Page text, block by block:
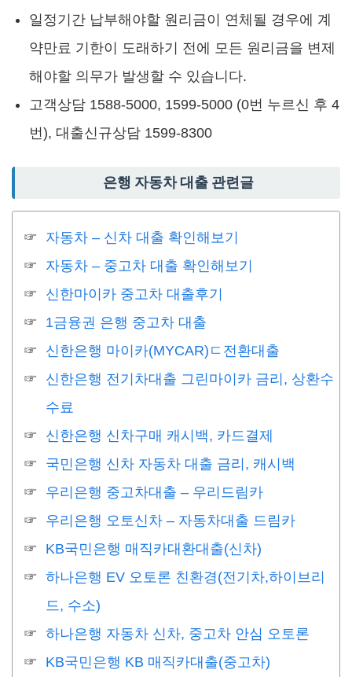
일정기간 납부해야할 원리금이 연체될 경우에 계
약만료 기한이 도래하기 전에 모든 원리금을 변제
해야할 의무가 발생할 수 있습니다.
고객상담 1588-5000, 1599-5000 (0번 누르신 후 4
번), 대출신규상담 1599-8300
은행 자동차 대출 관련글
자동차 – 신차 대출 확인해보기
자동차 – 중고차 대출 확인해보기
신한마이카 중고차 대출후기
1금융권 은행 중고차 대출
신한은행 마이카(MYCAR)ㄷ전환대출
신한은행 전기차대출 그린마이카 금리, 상환수
수료
신한은행 신차구매 캐시백, 카드결제
국민은행 신차 자동차 대출 금리, 캐시백
우리은행 중고차대출 – 우리드림카
우리은행 오토신차 – 자동차대출 드림카
KB국민은행 매직카대환대출(신차)
하나은행 EV 오토론 친환경(전기차,하이브리
드, 수소)
하나은행 자동차 신차, 중고차 안심 오토론
KB국민은행 KB 매직카대출(중고차)